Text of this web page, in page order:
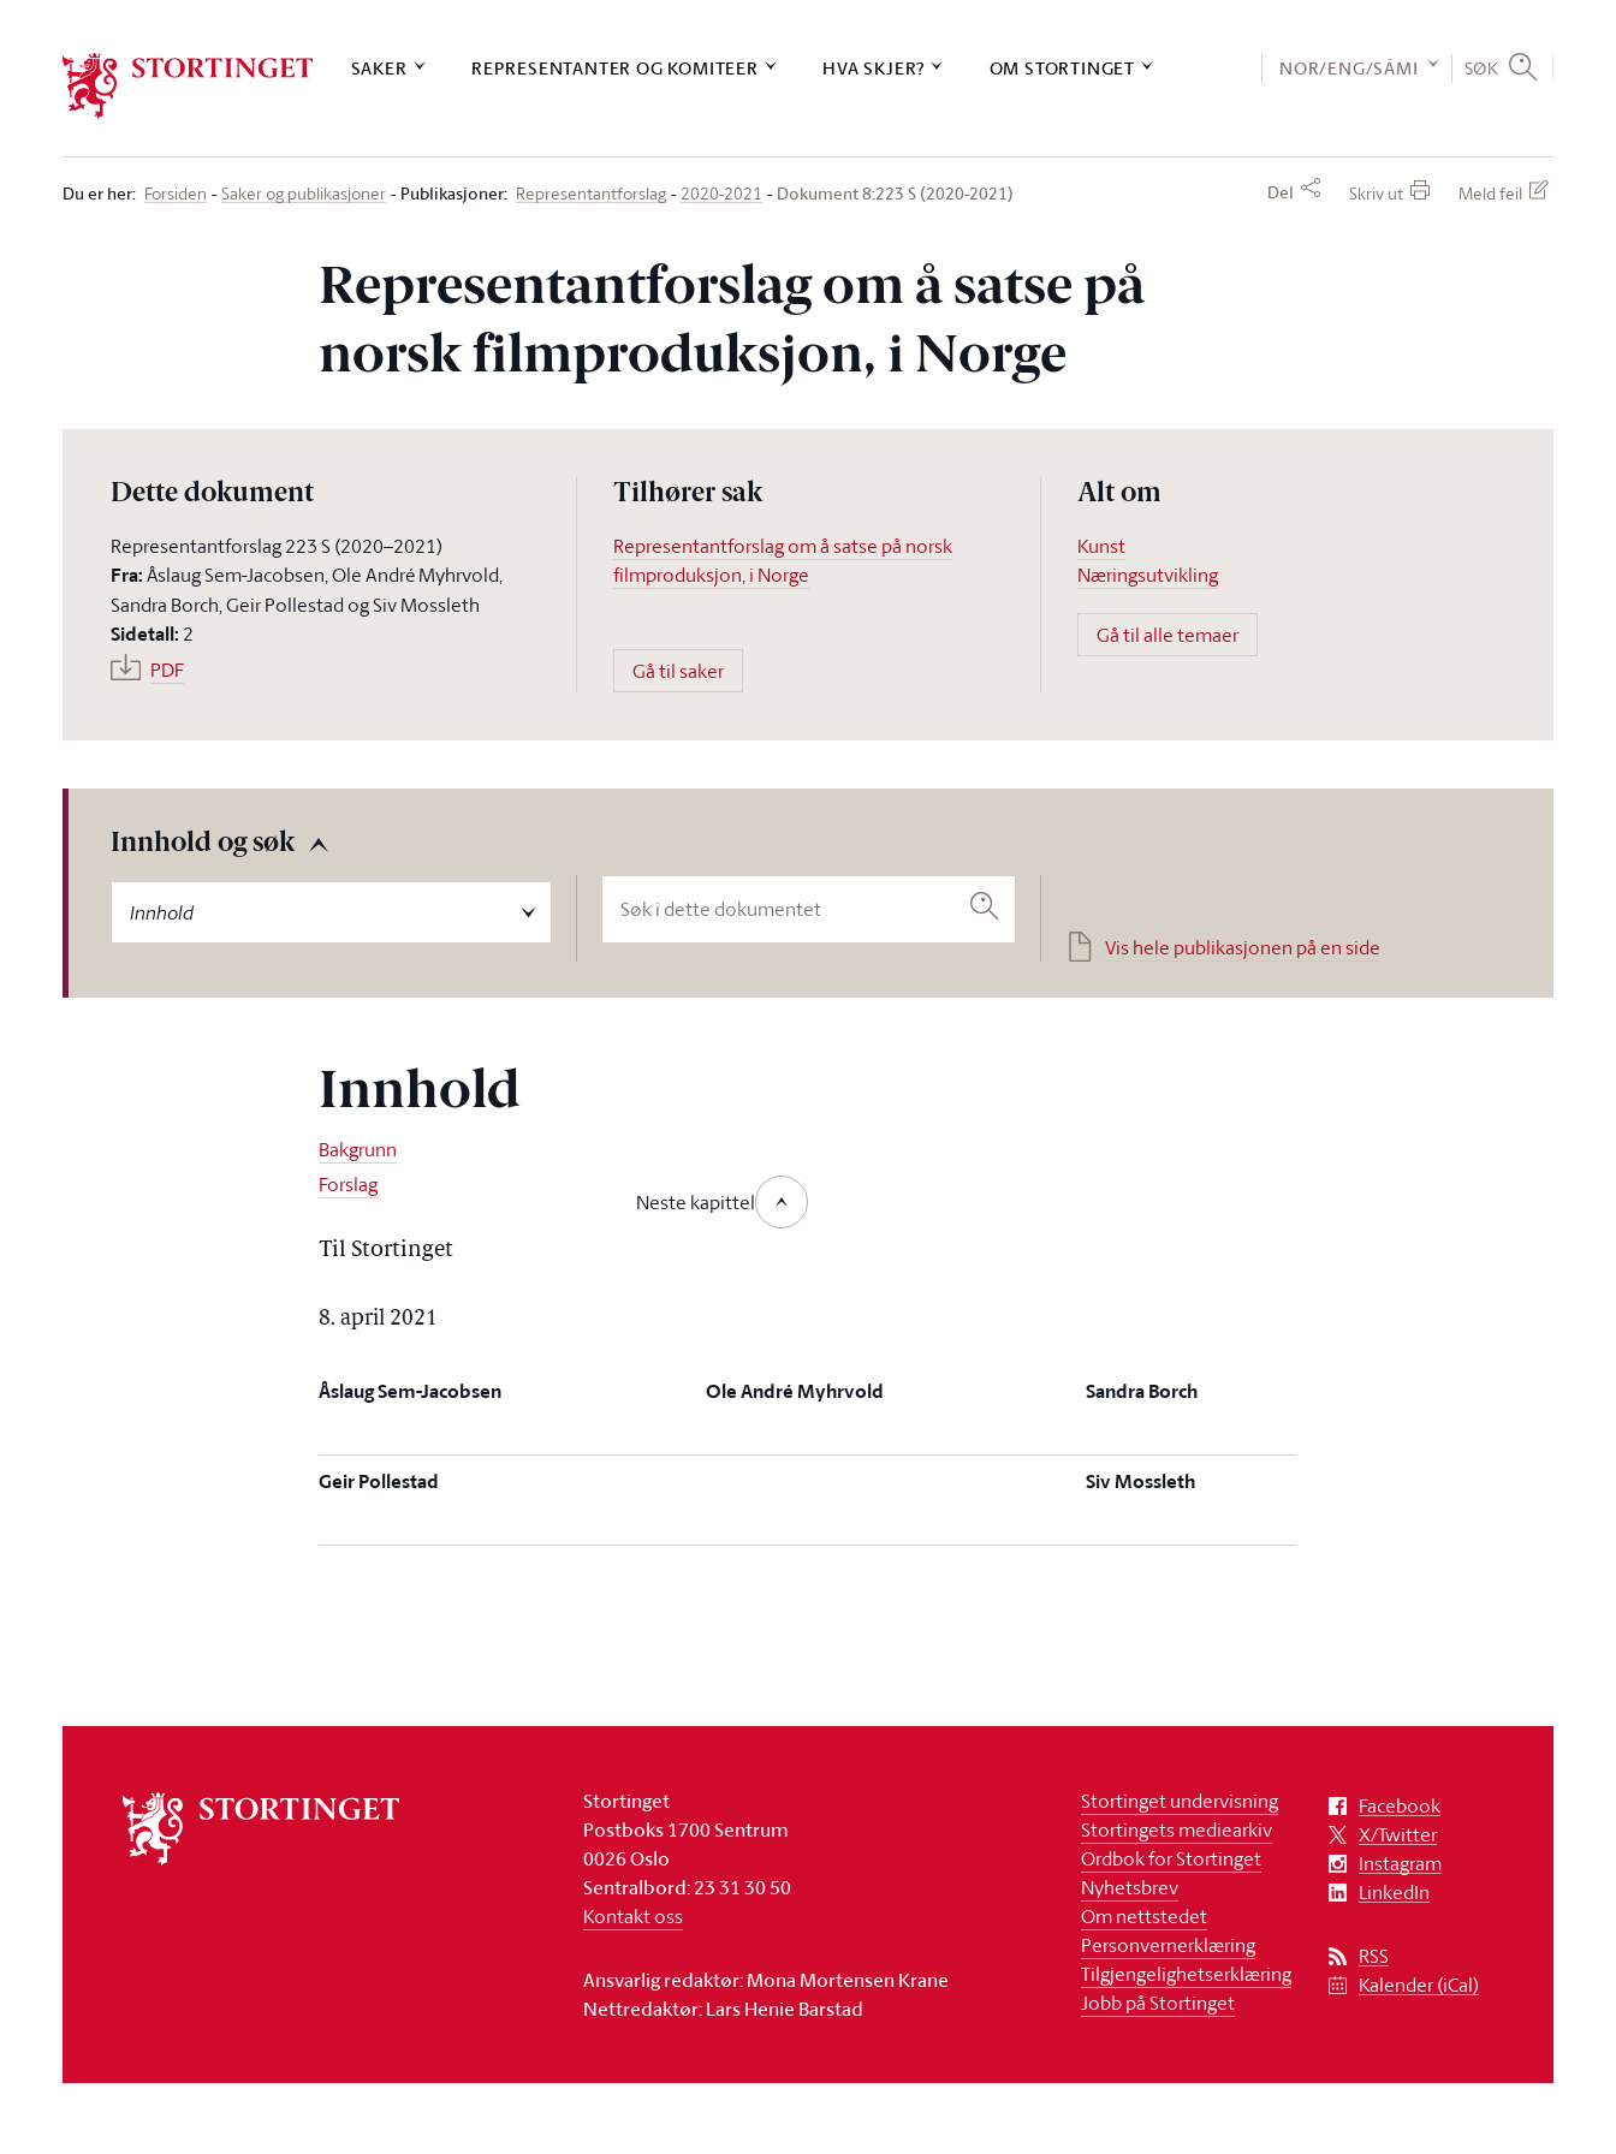
SAKER REPRESENTANTER OG KOMITEER HVA SKJER? OM STORTINGET NOR/ENG/SÁMI SØK
Du er her: Forsiden Saker og publikasjoner Publikasjoner: Representantforslag 2020-2021 Dokument 8:223 S (2020-2021) Del Skriv ut Meld feil
Representantforslag om å satse på
norsk filmproduksjon, i Norge
Dette dokument
Representantforslag 223 S (2020–2021)
Fra:Åslaug Sem-Jacobsen, Ole André Myhrvold,
Sandra Borch, Geir Pollestad og Siv Mossleth
Sidetall: 2
PDF
Tilhører sak
Representantforslag om å satse på norsk
filmproduksjon, i Norge
Gå til saker
Alt om
Kunst
Næringsutvikling
Gå til alle temaer
Innhold og søk
Innhold Søk
Vis hele publikasjonen på en side
Innhold
Bakgrunn
Forslag
Neste kapittel
Til Stortinget
8. april 2021
Åslaug Sem-Jacobsen Ole André Myhrvold Sandra Borch
Geir Pollestad Siv Mossleth
stortinget
Stortinget
Postboks 1700 Sentrum
0026 Oslo
Sentralbord: 23 31 30 50
Kontakt oss
Ansvarlig redaktør: Mona Mortensen Krane
Nettredaktør: Lars Henie Barstad
Stortinget undervisning
Stortingets mediearkiv
Ordbok for Stortinget
Nyhetsbrev
Om nettstedet
Personvernerklæring
Tilgjengelighetserklæring
Jobb på Stortinget
Facebook
X/Twitter
Instagram
LinkedIn
RSS
Kalender (iCal)